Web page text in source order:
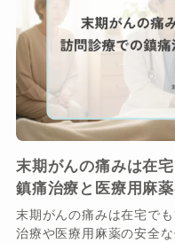
末期がんの痛みは在
鎮痛治療と医療用麻
末期がんの痛みは在宅で
治療や医療用麻薬の安全